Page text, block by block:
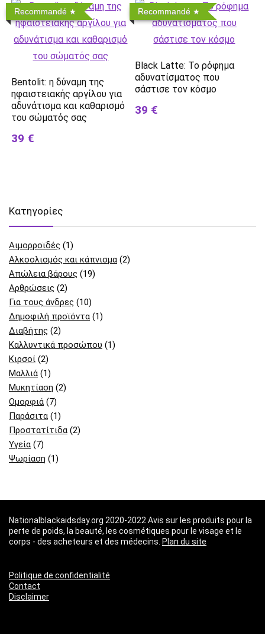
Recommandé
Bentolit: η δύναμη της
ηφαιστειακής αργίλου για
αδυνάτισμα και καθαρισμό
του σώματός σας
39 €
Recommandé
Black Latte: Το ρόφημα
αδυνατίσματος που
σάστισε τον κόσμο
39 €
Kατηγορίες
Αιμορροϊδές (1)
Αλκοολισμός και κάπνισμα (2)
Απώλεια βάρους (19)
Αρθρώσεις (2)
Για τους άνδρες (10)
Δημοφιλή προϊόντα (1)
Διαβήτης (2)
Καλλυντικά προσώπου (1)
Κιρσοί (2)
Μαλλιά (1)
Μυκητίαση (2)
Ομορφιά (7)
Παράσιτα (1)
Προστατίτιδα (2)
Υγεία (7)
Ψωρίαση (1)
Nationalblackaidsday.org 2020-2022 Avis sur les produits pour la
perte de poids, la beauté, les cosmétiques pour le visage et le
corps - des acheteurs et des médecins. Plan du site
Politique de confidentialité
Contact
Disclaimer